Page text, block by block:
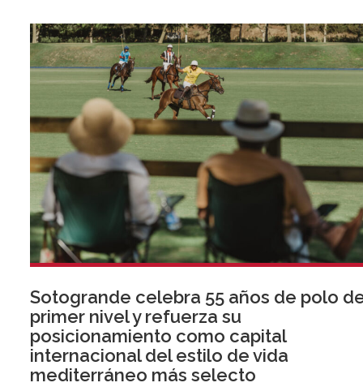
Sotogrande celebra 55 años de polo
primer nivel y refuerza su
posicionamiento como capital
internacional del estilo de vida
mediterráneo más selecto